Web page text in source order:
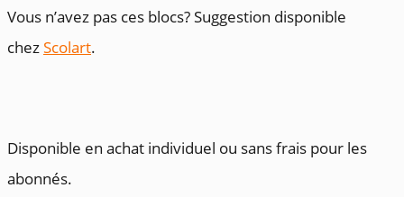
Vous n’avez pas ces blocs? Suggestion disponible
chezScolart.
Disponible en achat individuel ou sans frais pour les
abonnés.